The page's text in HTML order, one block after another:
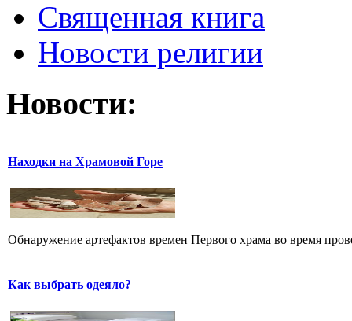
Священная книга
Новости религии
Новости:
Находки на Храмовой Горе
Обнаружение артефактов времен Первого храма во время
Как выбрать одеяло?